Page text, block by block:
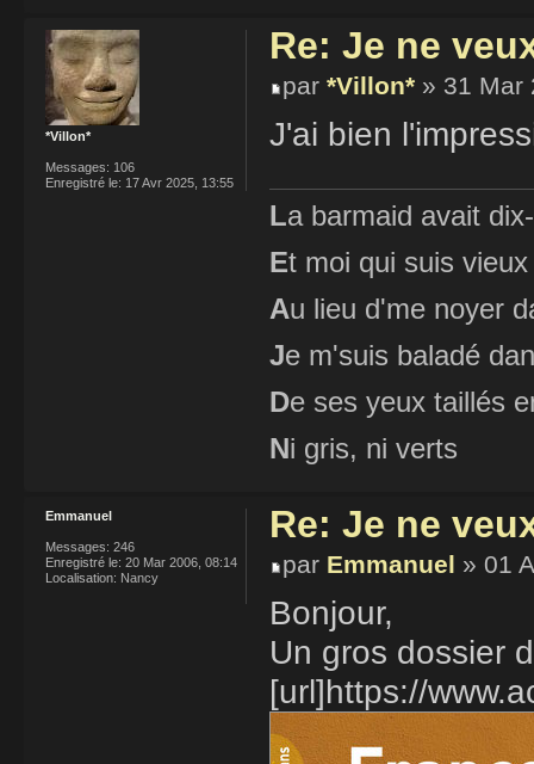
Re: Je ne
par *Villon* » 31 Mar
J'ai bien
La barmaid avait
Et moi qui suis
Au lieu d'me noyer
Je m'suis baladé
De ses yeux taillés
Ni gris, ni verts
*Villon*
Messages: 106
Enregistré le: 17 Avr 2025, 13:55
Re: Je ne
par Emmanuel » 01
Bonjour,
Un gros dossier
[url]https://
Emmanuel
Messages: 246
Enregistré le: 20 Mar 2006, 08:14
Localisation: Nancy